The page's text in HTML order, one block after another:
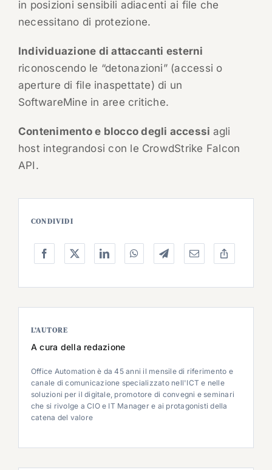
in posizioni sensibili adiacenti ai file che
necessitano di protezione.
Individuazione di attaccanti esterni
riconoscendo le “detonazioni” (accessi o
aperture di file inaspettate) di un
SoftwareMine in aree critiche.
Contenimento e blocco degli accessi agli
host integrandosi con le CrowdStrike Falcon
API.
CONDIVIDI
L’AUTORE
A cura della redazione
Office Automation è da 45 anni il mensile di riferimento e
canale di comunicazione specializzato nell'ICT e nelle
soluzioni per il digitale, promotore di convegni e seminari
che si rivolge a CIO e IT Manager e ai protagonisti della
catena del valore